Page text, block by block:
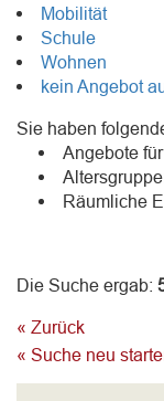
Mobilität
Schule
Wohnen
kein Angebot
Sie haben
Angebote
Räumliche
Die Suche ergab:
« Zurück
« Suche neu